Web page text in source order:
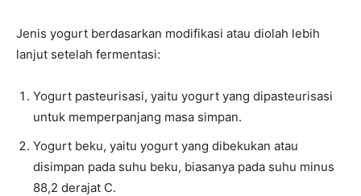
Jenis yogurt berdasarkan modifikasi atau diolah lebih
lanjut setelah fermentasi:
Yogurt pasteurisasi, yaitu yogurt yang dipasteurisasi
untuk memperpanjang masa simpan.
Yogurt beku, yaitu yogurt yang dibekukan atau
disimpan pada suhu beku, biasanya pada suhu minus
88,2 derajat C.